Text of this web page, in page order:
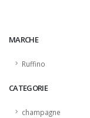
MARCHE
Ruffino
CATEGORIE
champagne